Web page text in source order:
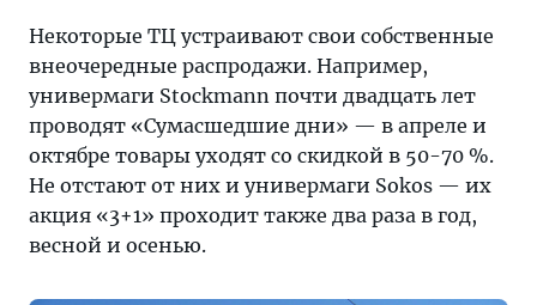
Некоторые ТЦ устраивают свои собственные
внеочередные распродажи. Например,
универмаги Stockmann почти двадцать лет
проводят «Сумасшедшие дни» — в апреле и
октябре товары уходят со скидкой в 50-70 %.
Не отстают от них и универмаги Sokos — их
акция «3+1» проходит также два раза в год,
весной и осенью.